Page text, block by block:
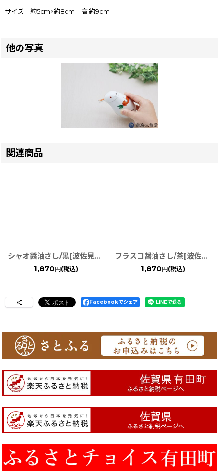
サイズ 約5cm×約8cm 高 約9cm
他の写真
関連商品
シャオ醤油さし/黒[波佐見焼 白山陶器]
1,870 円 (税込)
フラスコ醤油さし/茶[波佐見焼 白山陶器]
1,870 円 (税込)
Facebookでシェア